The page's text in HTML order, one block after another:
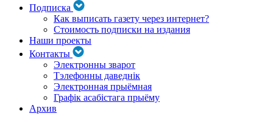
Подписка
Как выписать газету через интернет?
Стоимость подписки на издания
Наши проекты
Контакты
Электронны зварот
Тэлефонны даведнік
Электронная прыёмная
Графік асабістага прыёму
Архив